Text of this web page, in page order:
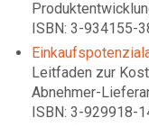
ISBN: 3-934155-
Leitfaden zur
Abnehmer-
ISBN: 3-929918-